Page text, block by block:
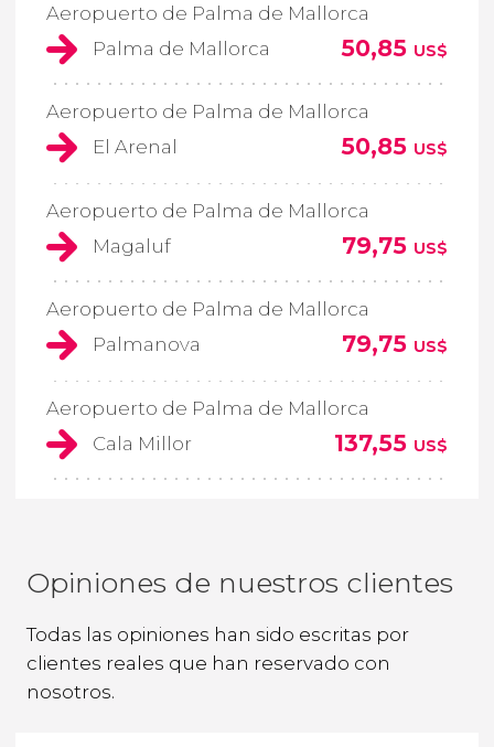
Aeropuerto de Palma de Mallorca
Palma de Mallorca
50,85 US$
Aeropuerto de Palma de Mallorca
El Arenal
50,85 US$
Aeropuerto de Palma de Mallorca
Magaluf
79,75 US$
Aeropuerto de Palma de Mallorca
Palmanova
79,75 US$
Aeropuerto de Palma de Mallorca
Cala Millor
137,55 US$
Opiniones de nuestros clientes
Todas las opiniones han sido escritas por
clientes reales que han reservado con
nosotros.